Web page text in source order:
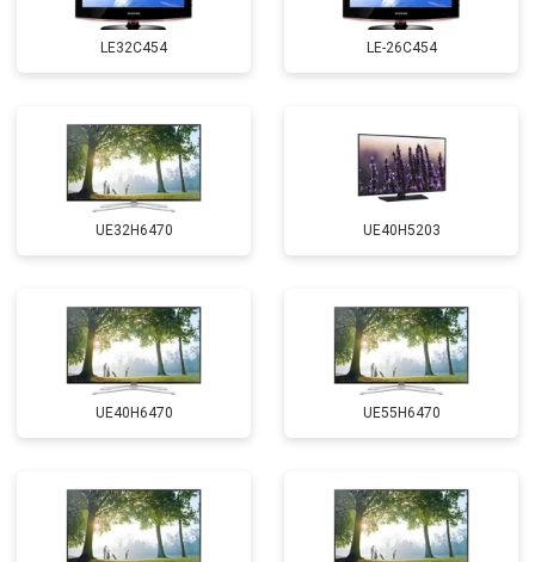
LE32C454 LE-26C454
UE32H6470 UE40H5203
UE40H6470 UE55H6470